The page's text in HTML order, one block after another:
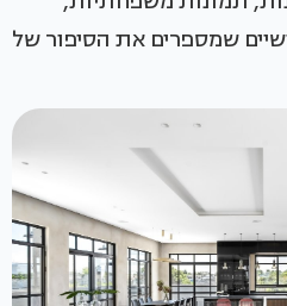
שמספרים את הסיפור של